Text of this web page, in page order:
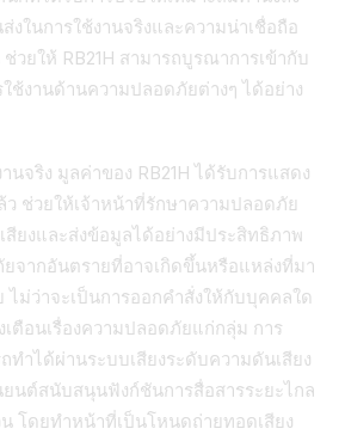
งในการใช้งานจริงและความน่าเชื่อถือ
วยให้ RB21H สามารถบูรณาการเข้ากับ
ช้งานด้านความปลอดภัยต่างๆ ได้อย่าง
นจริง มูลค่าของ RB21H ได้รับการแสดง
ช่วยให้เจ้าหน้าที่รักษาความปลอดภัย
สียงและส่งข้อมูลได้อย่างมีประสิทธิภาพ
จากอันตรายที่อาจเกิดขึ้นหรือแหล่งที่มา
ม่ว่าจะเป็นการออกคำสั่งให้กับบุคคลใด
ตือนเรื่องความปลอดภัยแก่กลุ่ม การ
ทำได้ผ่านระบบเสียงระดับความดันเสียง
ยนต์สนับสนุนฟังก์ชันการสื่อสารระยะไกล
น โดยทำหน้าที่เป็นโหนดถ่ายทอดเสียง